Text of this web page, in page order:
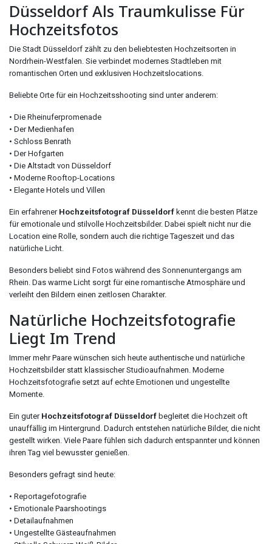
Düsseldorf Als Traumkulisse Für
Hochzeitsfotos
Die Stadt Düsseldorf zählt zu den beliebtesten Hochzeitsorten in
Nordrhein-Westfalen. Sie verbindet modernes Stadtleben mit
romantischen Orten und exklusiven Hochzeitslocations.
Beliebte Orte für ein Hochzeitsshooting sind unter anderem:
• Die Rheinuferpromenade
• Der Medienhafen
• Schloss Benrath
• Der Hofgarten
• Die Altstadt von Düsseldorf
• Moderne Rooftop-Locations
• Elegante Hotels und Villen
Ein erfahrener Hochzeitsfotograf Düsseldorf kennt die besten Plätze
für emotionale und stilvolle Hochzeitsbilder. Dabei spielt nicht nur die
Location eine Rolle, sondern auch die richtige Tageszeit und das
natürliche Licht.
Besonders beliebt sind Fotos während des Sonnenuntergangs am
Rhein. Das warme Licht sorgt für eine romantische Atmosphäre und
verleiht den Bildern einen zeitlosen Charakter.
Natürliche Hochzeitsfotografie
Liegt Im Trend
Immer mehr Paare wünschen sich heute authentische und natürliche
Hochzeitsbilder statt klassischer Studioaufnahmen. Moderne
Hochzeitsfotografie setzt auf echte Emotionen und ungestellte
Momente.
Ein guter Hochzeitsfotograf Düsseldorf begleitet die Hochzeit oft
unauffällig im Hintergrund. Dadurch entstehen natürliche Bilder, die nicht
gestellt wirken. Viele Paare fühlen sich dadurch entspannter und können
ihren Tag viel bewusster genießen.
Besonders gefragt sind heute:
• Reportagefotografie
• Emotionale Paarshootings
• Detailaufnahmen
• Ungestellte Gästeaufnahmen